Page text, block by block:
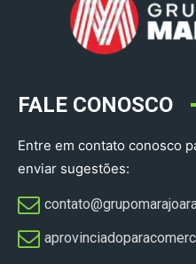
FALE CONOSCO
Entre em contato conosco
enviar sugestões: